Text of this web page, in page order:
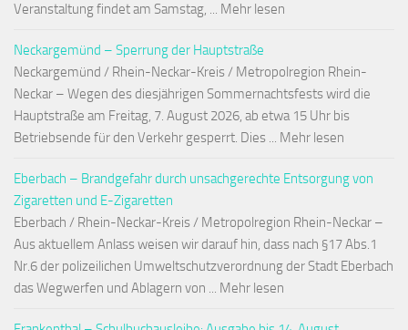
Veranstaltung findet am Samstag, ... Mehr lesen
Neckargemünd – Sperrung der Hauptstraße
Neckargemünd / Rhein-Neckar-Kreis / Metropolregion Rhein-
Neckar – Wegen des diesjährigen Sommernachtsfests wird die
Hauptstraße am Freitag, 7. August 2026, ab etwa 15 Uhr bis
Betriebsende für den Verkehr gesperrt. Dies ... Mehr lesen
Eberbach – Brandgefahr durch unsachgerechte Entsorgung von
Zigaretten und E-Zigaretten
Eberbach / Rhein-Neckar-Kreis / Metropolregion Rhein-Neckar –
Aus aktuellem Anlass weisen wir darauf hin, dass nach §17 Abs.1
Nr.6 der polizeilichen Umweltschutzverordnung der Stadt Eberbach
das Wegwerfen und Ablagern von ... Mehr lesen